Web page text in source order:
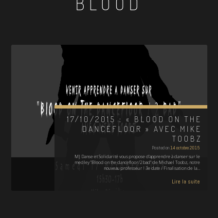
17/10/2015 : « BLOOD ON THE
DANCEFLOOR » AVEC MIKE
TOOBZ
Posted on14 octobre 2015
MJ Danse et Solidarité vous propose d'apprendre à danser sur le
medley "Blood on the dancefloor/2 bad" de Michael Toobz, notre
nouveau professeur ! 3e date / Finalisation de la…
Lire la suite